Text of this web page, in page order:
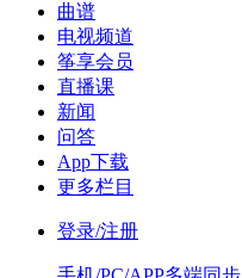
曲谱
电视频道
筝享会员
直播课
新闻
问答
App下载
更多栏目
登录/注册